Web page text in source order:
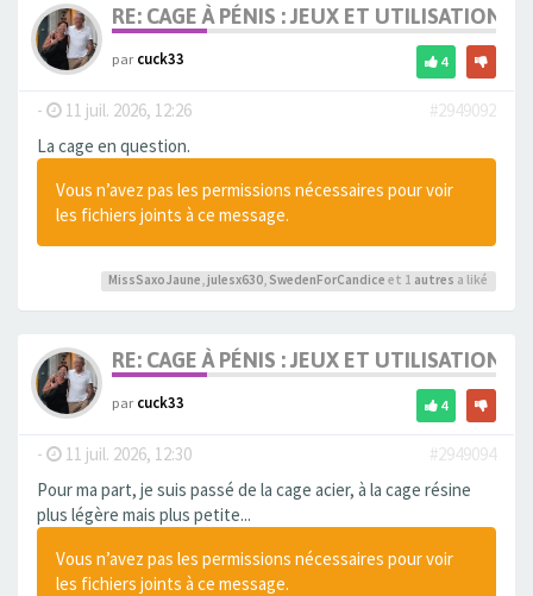
RE: CAGE À PÉNIS : JEUX ET UTILISATION,
parcuck33 4
- 11 juil. 2026, 12:26
#2949092
La cage en question.
Vous n’avez pas les permissions nécessaires pour voir
les fichiers joints à ce message.
MissSaxoJaune, julesx630, SwedenForCandice et 1 autres a liké
RE: CAGE À PÉNIS : JEUX ET UTILISATION,
parcuck33 4
- 11 juil. 2026, 12:30
#2949094
Pour ma part, je suis passé de la cage acier, à la cage résine
plus légère mais plus petite...
Vous n’avez pas les permissions nécessaires pour voir
les fichiers joints à ce message.